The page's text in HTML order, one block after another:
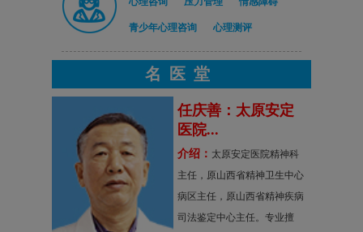
青少年心理咨询 心理测评
名医堂
任庆善：太原安定
医院...
介绍： 太原安定医院精神科
主任，原山西省精神卫生中心
病区主任，原山西省精神疾病
司法鉴定中心主任。专业擅